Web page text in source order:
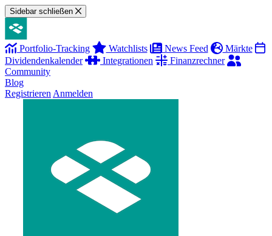
Sidebar schließen
Portfolio-Tracking Watchlists News Feed
Märkte
Dividendenkalender
Integrationen
Finanzrechner
Community
Blog
Registrieren Anmelden